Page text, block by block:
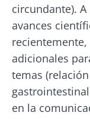
circundante).
avances
adicionales
temas
en la
Ser
Quedarse
Institute
Me
noticias
He leído
de uso y la
Biocodex
* Campo
BMI 20-35
El kéfir: ¿un
aliado